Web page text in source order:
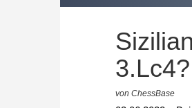
von ChessBase